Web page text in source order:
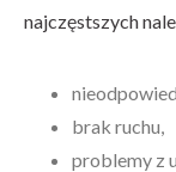
najczęstszych
brak ruchu,
problemy z